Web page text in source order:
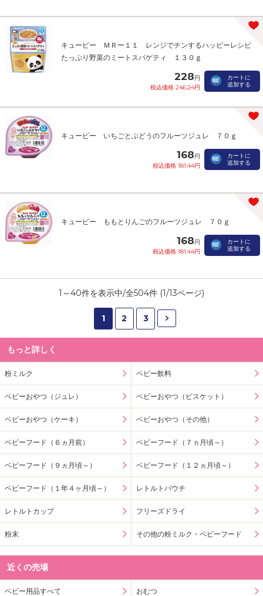
キューピー ＭＲー１１ レンジでチンするハッピーレシピ
たっぷり野菜のミートスパゲティ １３０ｇ
228円
税込価格 246.24円
カートに
追加する
キューピー いちごとぶどうのフルーツジュレ ７０ｇ
168円
税込価格 181.44円
カートに
追加する
キューピー ももとりんごのフルーツジュレ ７０ｇ
168円
税込価格 181.44円
カートに
追加する
1 ～40件を表示中/全504件 (1/13ページ)
1 2 3
もっと詳しく
粉ミルク ベビー飲料
ベビーおやつ（ジュレ） ベビーおやつ（ビスケット）
ベビーおやつ（ケーキ） ベビーおやつ（その他）
ベビーフード（６ヵ月前） ベビーフード（７ヵ月頃～）
ベビーフード（９ヵ月頃～） ベビーフード（１２ヵ月頃～）
ベビーフード（１年４ヶ月頃～） レトルトパウチ
レトルトカップ フリーズドライ
粉末 その他の粉ミルク・ベビーフード
近くの売場
ベビー用品すべて おむつ